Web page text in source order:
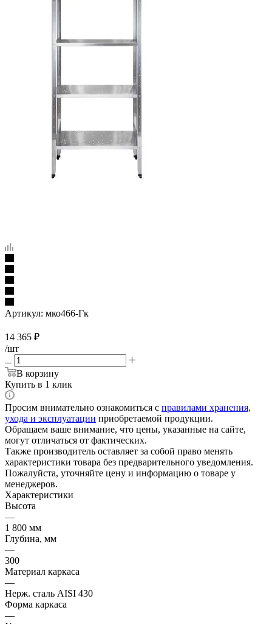
Артикул: мко466-Гк
14 365 ₽
/шт
В корзину
Купить в 1 клик
Просим внимательно ознакомиться с правилами хранения,
ухода и эксплуатации приобретаемой продукции.
Обращаем ваше внимание, что цены, указанные на сайте,
могут отличаться от фактических.
Также производитель оставляет за собой право менять
характеристики товара без предварительного уведомления.
Пожалуйста, уточняйте цену и информацию о товаре у
менеджеров.
Характеристики
Высота
—
1 800 мм
Глубина, мм
—
300
Материал каркаса
—
Нерж. сталь AISI 430
Форма каркаса
—